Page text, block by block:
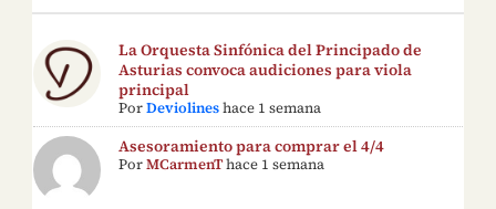
La Orquesta Sinfónica del Principado de
Asturias convoca audiciones para viola
principal
PorDeviolines hace 1 semana
Asesoramiento para comprar el 4/4
PorMCarmenThace 1 semana